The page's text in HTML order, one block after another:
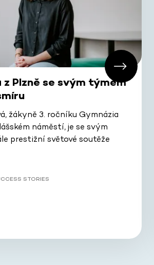
Plzně se svým týmem
žákyně 3. ročníku Gymnázia
náměstí, je se svým
prestižní světové soutěže
STORIES